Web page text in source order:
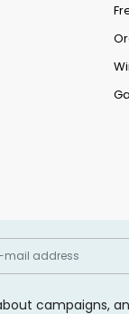
campaigns,